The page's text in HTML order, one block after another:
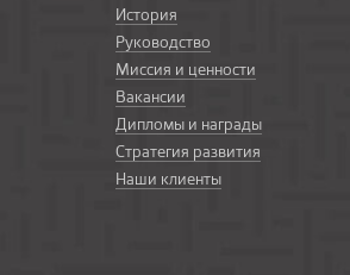
История
Руководство
Миссия и ценности
Вакансии
Дипломы и награды
Стратегия развития
Наши клиенты